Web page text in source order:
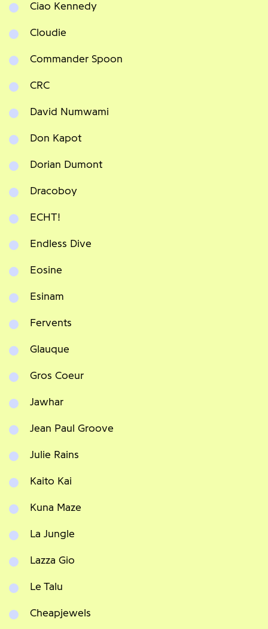
Ciao Kennedy
Cloudie
Commander Spoon
CRC
David Numwami
Don Kapot
Dorian Dumont
Dracoboy
ECHT!
Endless Dive
Eosine
Esinam
Fervents
Glauque
Gros Coeur
Jawhar
Jean Paul Groove
Julie Rains
Kaito Kai
Kuna Maze
La Jungle
Lazza Gio
Le Talu
Cheapjewels